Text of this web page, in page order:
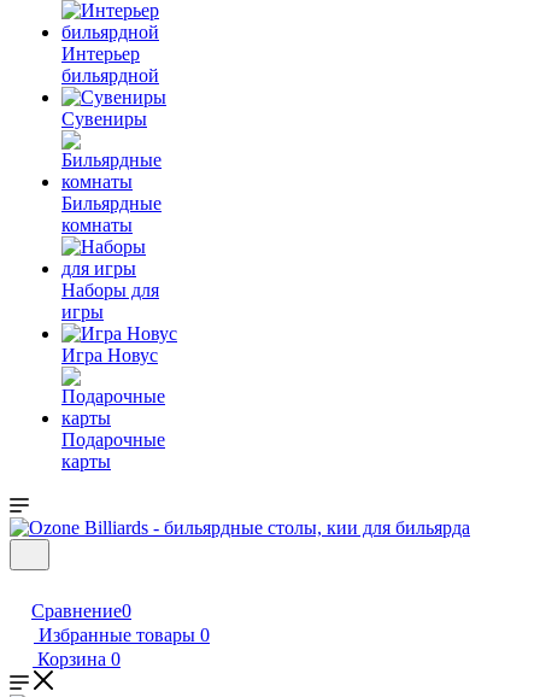
Интерьер
бильярдной
Сувениры
Бильярдные
комнаты
Наборы для
игры
Игра Новус
Подарочные
карты
Сравнение0
Избранные товары 0
Корзина 0